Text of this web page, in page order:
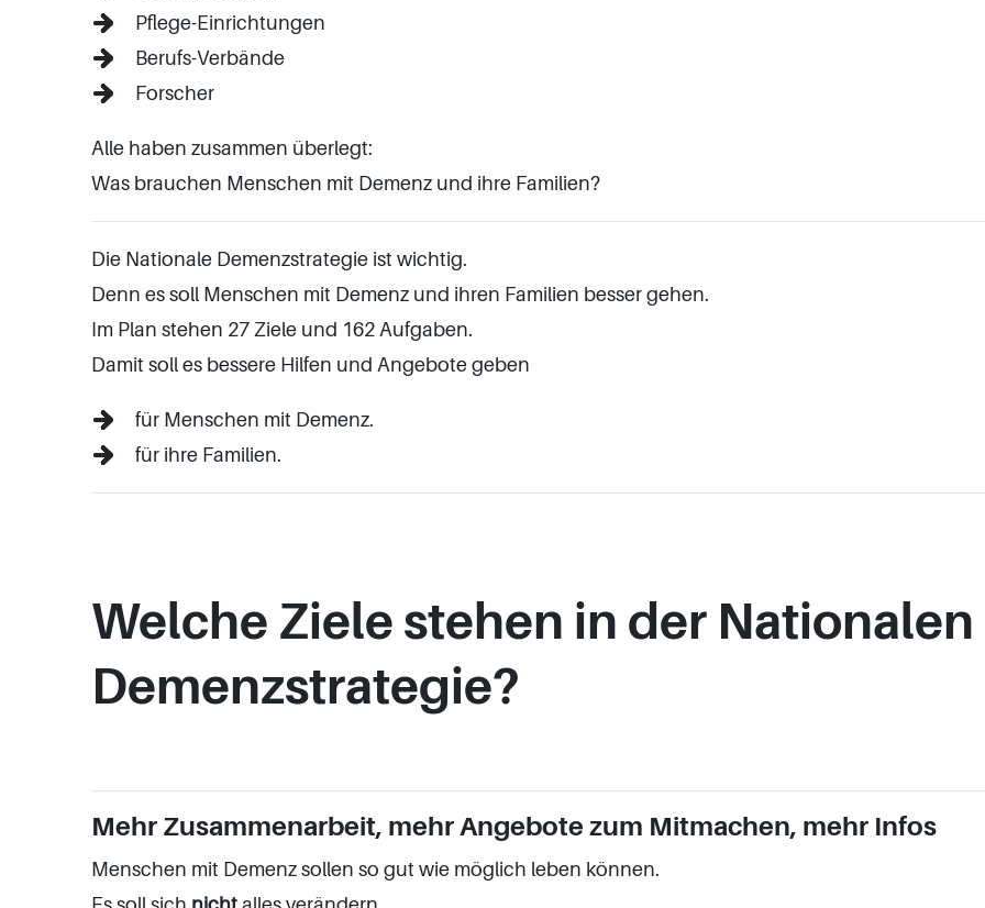
Pflege-Einrichtungen
Berufs-Verbände
Forscher
Alle haben zusammen überlegt:
Was brauchen Menschen mit Demenz und ihre Familien?
Die Nationale Demenzstrategie ist wichtig.
Denn es soll Menschen mit Demenz und ihren Familien besser gehen.
Im Plan stehen 27 Ziele und 162 Aufgaben.
Damit soll es bessere Hilfen und Angebote geben
für Menschen mit Demenz.
für ihre Familien.
Welche Ziele stehen in der Nationalen
Demenzstrategie?
Mehr Zusammenarbeit, mehr Angebote zum Mitmachen, mehr Infos
Menschen mit Demenz sollen so gut wie möglich leben können.